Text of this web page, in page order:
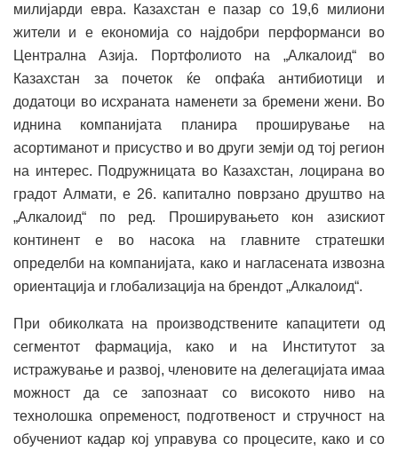
милијарди евра. Казахстан е пазар со 19,6 милиони
жители и е економија со најдобри перформанси во
Централна Азија. Портфолиото на „Алкалоид“ во
Казахстан за почеток ќе опфаќа антибиотици и
додатоци во исхраната наменети за бремени жени. Во
иднина компанијата планира проширување на
асортиманот и присуство и во други земји од тој регион
на интерес. Подружницата во Казахстан, лоцирана во
градот Алмати, е 26. капитално поврзано друштво на
„Алкалоид“ по ред. Проширувањето кон азискиот
континент е во насока на главните стратешки
определби на компанијата, како и нагласената извозна
ориентација и глобализација на брендот „Алкалоид“.
При обиколката на производствените капацитети од
сегментот фармација, како и на Институтот за
истражување и развој, членовите на делегацијата имаа
можност да се запознаат со високото ниво на
технолошка опременост, подготвеност и стручност на
обучениот кадар кој управува со процесите, како и со